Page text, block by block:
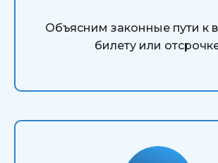
Объясним законные пути к
билету или